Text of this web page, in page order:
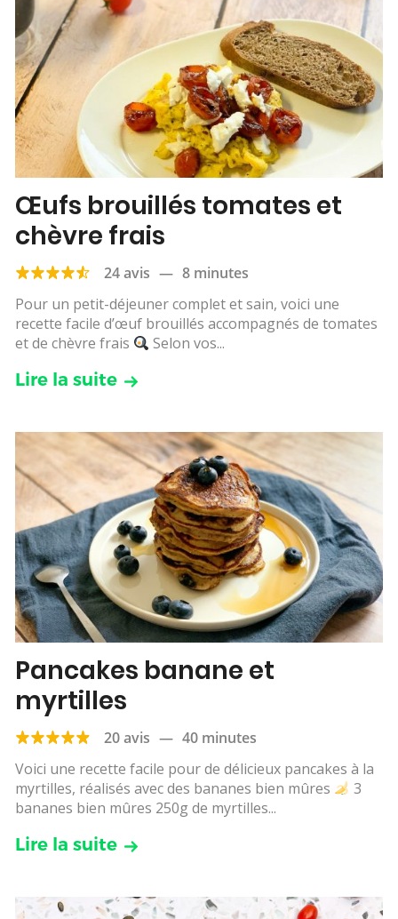
Œufs brouillés tomates et
chèvre frais
24 avis — 8 minutes
Pour un petit-déjeuner complet et sain, voici une
recette facile d’œuf brouillés accompagnés de tomates
et de chèvre frais
Selon vos...
Lire la suite
Pancakes banane et
myrtilles
20 avis — 40 minutes
Voici une recette facile pour de délicieux pancakes à la
myrtilles, réalisés avec des bananes bien mûres
3
bananes bien mûres 250g de myrtilles...
Lire la suite